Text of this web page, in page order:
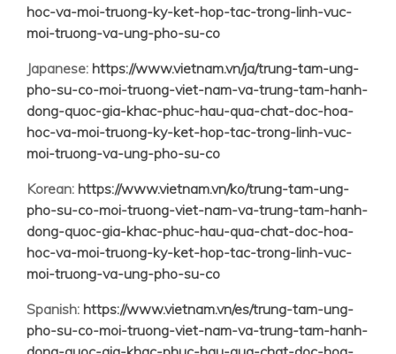
hoc-va-moi-truong-ky-ket-hop-tac-trong-linh-vuc-
moi-truong-va-ung-pho-su-co
Japanese: https://www.vietnam.vn/ja/trung-tam-ung-
pho-su-co-moi-truong-viet-nam-va-trung-tam-hanh-
dong-quoc-gia-khac-phuc-hau-qua-chat-doc-hoa-
hoc-va-moi-truong-ky-ket-hop-tac-trong-linh-vuc-
moi-truong-va-ung-pho-su-co
Korean: https://www.vietnam.vn/ko/trung-tam-ung-
pho-su-co-moi-truong-viet-nam-va-trung-tam-hanh-
dong-quoc-gia-khac-phuc-hau-qua-chat-doc-hoa-
hoc-va-moi-truong-ky-ket-hop-tac-trong-linh-vuc-
moi-truong-va-ung-pho-su-co
Spanish: https://www.vietnam.vn/es/trung-tam-ung-
pho-su-co-moi-truong-viet-nam-va-trung-tam-hanh-